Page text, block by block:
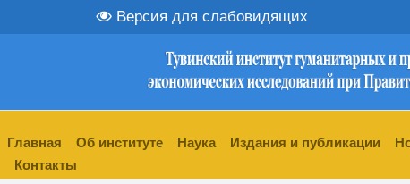
Версия для слабовидящих
Главная Об институте Наука Издания и публикации
Контакты